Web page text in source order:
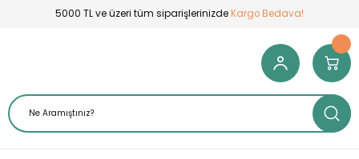
5000 TL ve üzeri tüm siparişlerinizde Kargo Bedava!